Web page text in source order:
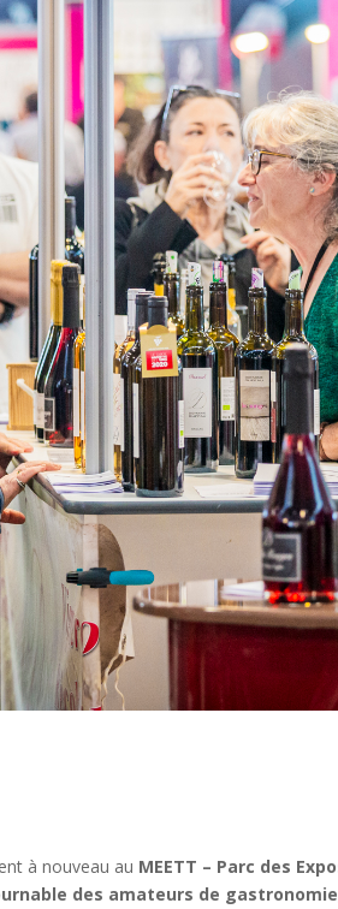
à nouveau au MEETT – Parc des
des amateurs de